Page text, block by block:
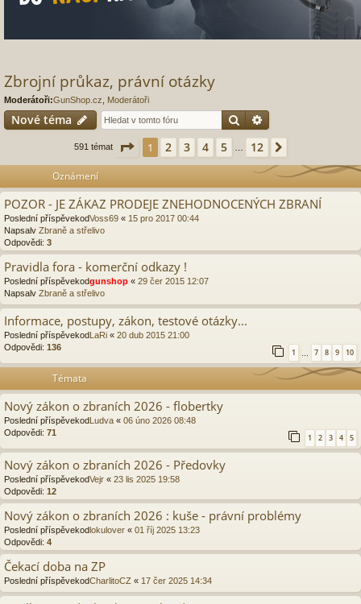
Zbrojní průkaz, právní otázky
Moderátoři:GunShop.cz Moderátoři
Nové téma Hledat
591 témat Stránka 1z 12
1 2 3 4 5 12
Oznámení
POZOR - JE ZÁKAZ PRODEJE ZNEHODNOCENÝCH ZBRANÍ
Poslední příspěvekodVoss69 « 15 pro 2017 00:44
Napsalv Zbraně a střelivo
Odpovědi: 3
Pravidla fora - komerční odkazy !
Poslední příspěvekodgunshop « 29 čer 2015 12:07
Napsalv Zbraně a střelivo
Informace, postupy, zákon, testové otázky...
Poslední příspěvekodLaRi « 20 dub 2015 21:00
Odpovědi: 136
1 … 7 8 9 10
Témata
Nový zákon o zbraních 2026 - flobertky
Poslední příspěvekodLudva « 06 úno 2026 08:48
Odpovědi: 71
1 2 3 4 5
Nový zákon o zbraních 2026 - Předovky
Poslední příspěvekodVejr « 23 lis 2025 19:58
Odpovědi: 12
Nový zákon o zbraních 2026 : kuše - právní problémy
Poslední příspěvekod lokulover « 01 říj 2025 13:23
Odpovědi: 4
Čekací doba na ZP
Poslední příspěvekodCharlitoCZ « 17 čer 2025 14:34